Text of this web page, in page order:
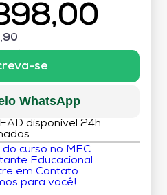
se
WhatsApp
disponível 24h
curso no MEC
Educacional
em Contato
para você!